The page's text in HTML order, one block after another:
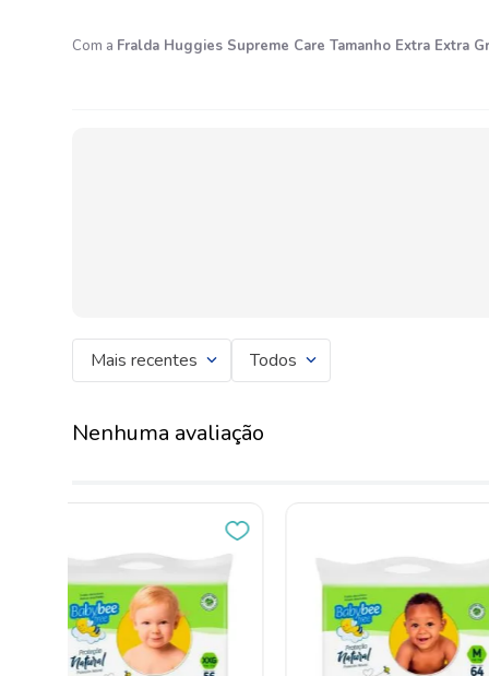
Com a Fralda Huggies Supreme Care Tamanho Extra Extra
Mais recentes Todos
Nenhuma avaliação